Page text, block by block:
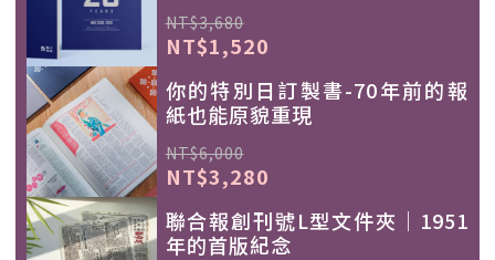
NT$3,680
NT$1,520
你的特別日訂製書-70年前的報
紙也能原貌重現
NT$6,000
NT$3,280
聯合報創刊號L型文件夾｜1951
年的首版紀念